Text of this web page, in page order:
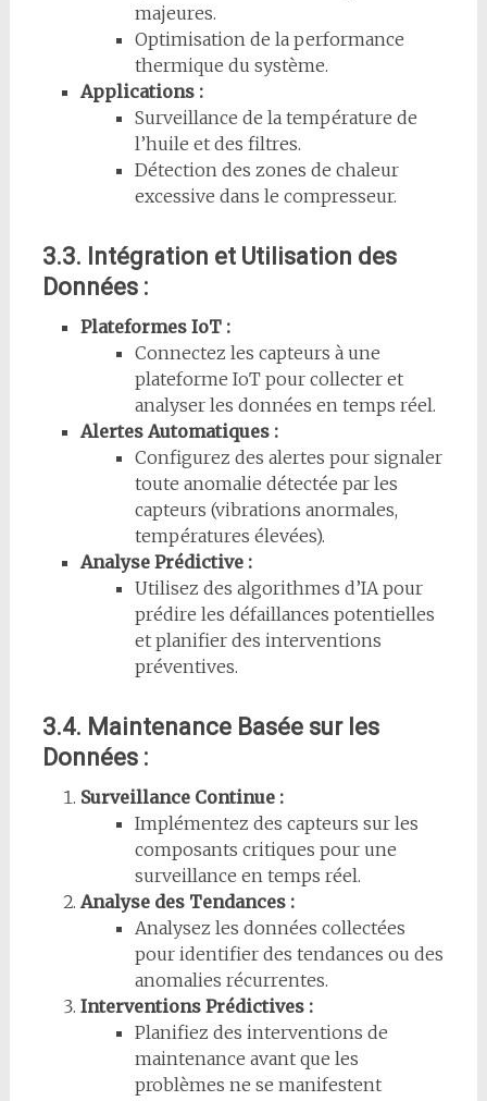
majeures.
Optimisation de la performance
thermique du système.
Applications :
Surveillance de la température de
l’huile et des filtres.
Détection des zones de chaleur
excessive dans le compresseur.
3.3. Intégration et Utilisation des
Données :
Plateformes IoT :
Connectez les capteurs à une
plateforme IoT pour collecter et
analyser les données en temps réel.
Alertes Automatiques :
Configurez des alertes pour signaler
toute anomalie détectée par les
capteurs (vibrations anormales,
températures élevées).
Analyse Prédictive :
Utilisez des algorithmes d’IA pour
prédire les défaillances potentielles
et planifier des interventions
préventives.
3.4. Maintenance Basée sur les
Données :
Surveillance Continue :
Implémentez des capteurs sur les
composants critiques pour une
surveillance en temps réel.
Analyse des Tendances :
Analysez les données collectées
pour identifier des tendances ou des
anomalies récurrentes.
Interventions Prédictives :
Planifiez des interventions de
maintenance avant que les
problèmes ne se manifestent